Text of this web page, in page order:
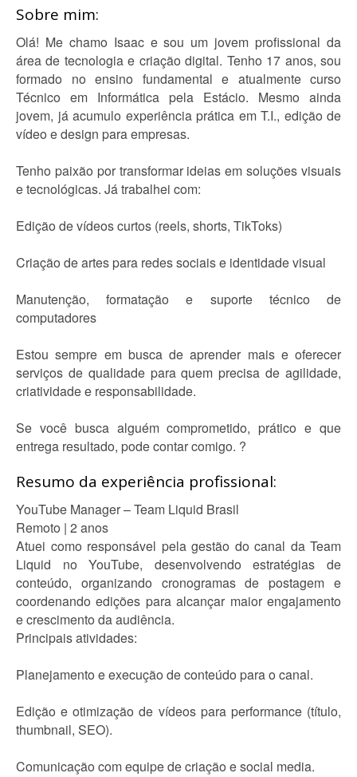
Sobre mim:
Olá! Me chamo Isaac e sou um jovem profissional da
área de tecnologia e criação digital. Tenho 17 anos, sou
formado no ensino fundamental e atualmente curso
Técnico em Informática pela Estácio. Mesmo ainda
jovem, já acumulo experiência prática em T.I., edição de
vídeo e design para empresas.
Tenho paixão por transformar ideias em soluções visuais
e tecnológicas. Já trabalhei com:
Edição de vídeos curtos (reels, shorts, TikToks)
Criação de artes para redes sociais e identidade visual
Manutenção, formatação e suporte técnico de
computadores
Estou sempre em busca de aprender mais e oferecer
serviços de qualidade para quem precisa de agilidade,
criatividade e responsabilidade.
Se você busca alguém comprometido, prático e que
entrega resultado, pode contar comigo. ?
Resumo da experiência profissional:
YouTube Manager – Team Liquid Brasil
Remoto | 2 anos
Atuei como responsável pela gestão do canal da Team
Liquid no YouTube, desenvolvendo estratégias de
conteúdo, organizando cronogramas de postagem e
coordenando edições para alcançar maior engajamento
e crescimento da audiência.
Principais atividades:
Planejamento e execução de conteúdo para o canal.
Edição e otimização de vídeos para performance (título,
thumbnail, SEO).
Comunicação com equipe de criação e social media.